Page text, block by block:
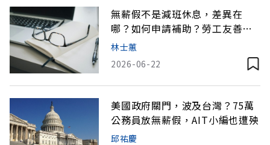
無薪假不是減班休息，差異在
哪？如何申請補助？勞工友善教
學
林士蕙
2026-06-22
美國政府關門，波及台灣？75萬
公務員放無薪假，AIT小編也遭殃
邱祐慶